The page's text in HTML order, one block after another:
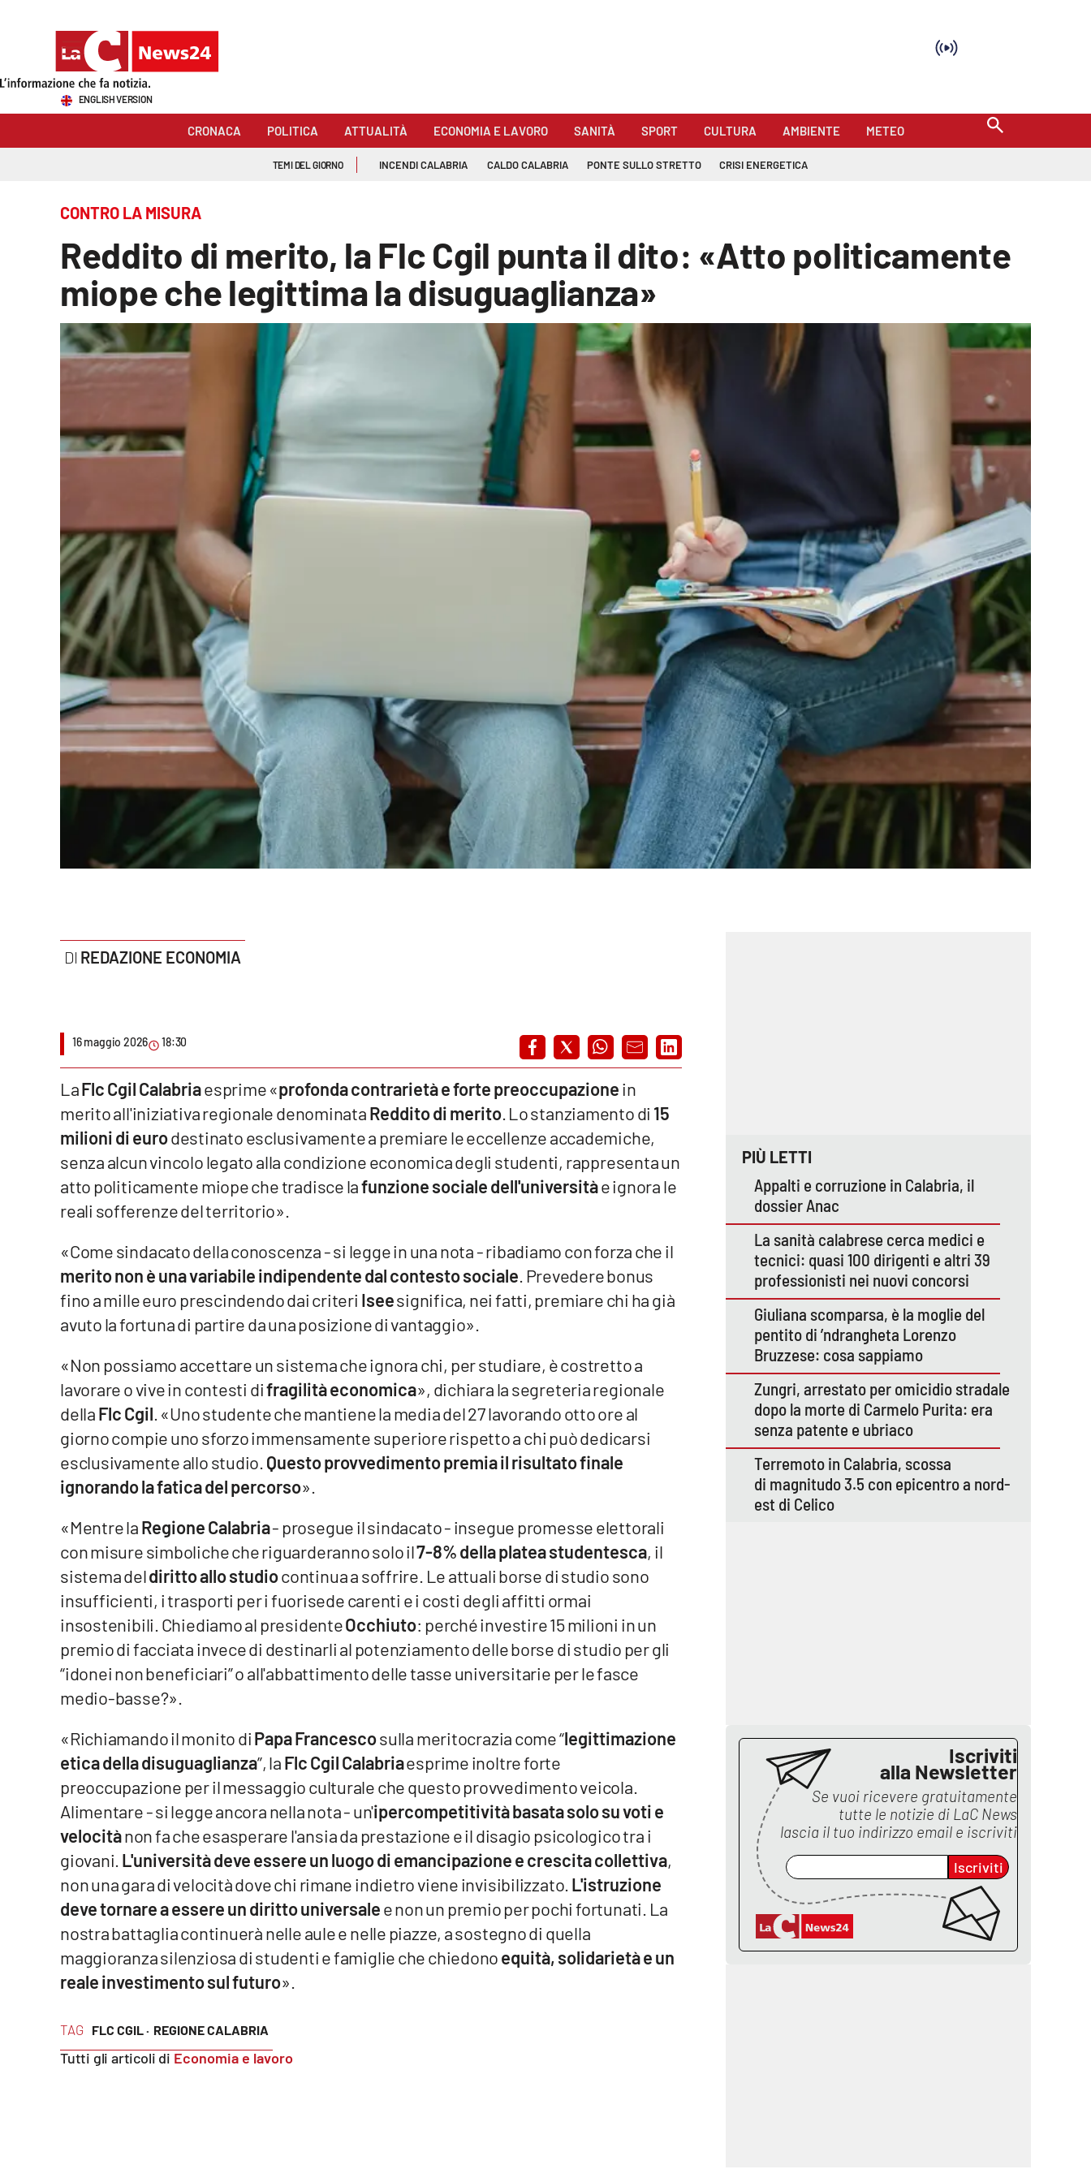
Sezioni
Economia e lavoro
Economia e Lavoro
Parchi Marini Calabria
Imprese Di Calabria
Le perfidie di Antonella Grippo
Venti di comunicazione
Streaming
Vibo Valentia
Reggio Calabria
Buona Sanità Calabria
ENGLISH VERSION
CRONACA POLITICA ATTUALITÀ ECONOMIA E LAVORO SANITÀ SPORT CULTURA AMBIENTE METEO
TEMI DEL GIORNO INCENDI CALABRIA CALDO CALABRIA PONTE SULLO STRETTO CRISI ENERGETICA
CONTRO LA MISURA
Reddito di merito, la Flc Cgil punta il dito: «Atto politicamente
miope che legittima la disuguaglianza»
REDAZIONE ECONOMIA
16 maggio 2026 18:30
TAG FLC CGIL · REGIONE CALABRIA
Tutti gli articoli di Economia e lavoro
LaFlc Cgil Calabriaesprime «profonda contrarietà e forte preoccupazionein
merito all'iniziativa regionale denominataReddito di merito. Lo stanziamento di 15
milioni di eurodestinato esclusivamente a premiare le eccellenze accademiche,
senza alcun vincolo legato alla condizione economica degli studenti, rappresenta un
atto politicamente miope che tradisce lafunzione sociale dell'universitàe ignora le
reali sofferenze del territorio».
«Come sindacato della conoscenza - si legge in una nota - ribadiamo con forza che il
merito non è una variabile indipendente dal contesto sociale . Prevedere bonus
fino a mille euro prescindendo dai criteri Iseesignifica, nei fatti, premiare chi ha già
avuto la fortuna di partire da una posizione di vantaggio».
«Non possiamo accettare un sistema che ignora chi, per studiare, è costretto a
lavorare o vive in contesti difragilità economica», dichiara la segreteria regionale
dellaFlc Cgil . «Uno studente che mantiene la media del 27 lavorando otto ore al
giorno compie uno sforzo immensamente superiore rispetto a chi può dedicarsi
esclusivamente allo studio. Questo provvedimento premia il risultato finale
ignorando la fatica del percorso».
«Mentre laRegione Calabria- prosegue il sindacato - insegue promesse elettorali
con misure simboliche che riguarderanno solo il7-8% della platea studentesca, il
sistema deldiritto allo studiocontinua a soffrire. Le attuali borse di studio sono
insufficienti, i trasporti per i fuorisede carenti e i costi degli affitti ormai
insostenibili. Chiediamo al presidenteOcchiuto: perché investire 15 milioni in un
premio di facciata invece di destinarli al potenziamento delle borse di studio per gli
“idonei non beneficiari” o all'abbattimento delle tasse universitarie per le fasce
medio-basse?».
«Richiamando il monito diPapa Francescosulla meritocrazia come “legittimazione
etica della disuguaglianza”, laFlc Cgil Calabriaesprime inoltre forte
preoccupazione per il messaggio culturale che questo provvedimento veicola.
Alimentare - si legge ancora nella nota - un'ipercompetitività basata solo su voti e
velocitànon fa che esasperare l'ansia da prestazione e il disagio psicologico tra i
giovani. L'università deve essere un luogo di emancipazione e crescita collettiva,
non una gara di velocità dove chi rimane indietro viene invisibilizzato. L'istruzione
deve tornare a essere un diritto universalee non un premio per pochi fortunati. La
nostra battaglia continuerà nelle aule e nelle piazze, a sostegno di quella
maggioranza silenziosa di studenti e famiglie che chiedonoequità, solidarietà e un
reale investimento sul futuro».
PIÙ LETTI
Appalti e corruzione in Calabria, il
dossier Anac
La sanità calabrese cerca medici e
tecnici: quasi 100 dirigenti e altri 39
professionisti nei nuovi concorsi
Giuliana scomparsa, è la moglie del
pentito di ’ndrangheta Lorenzo
Bruzzese: cosa sappiamo
Zungri, arrestato per omicidio stradale
dopo la morte di Carmelo Purita: era
senza patente e ubriaco
Terremoto in Calabria, scossa
di magnitudo 3.5 con epicentro a nord-
est di Celico
Iscriviti
alla Newsletter
Se vuoi ricevere gratuitamente
tutte le notizie di LaC News
lascia il tuo indirizzo email e iscriviti
Iscriviti